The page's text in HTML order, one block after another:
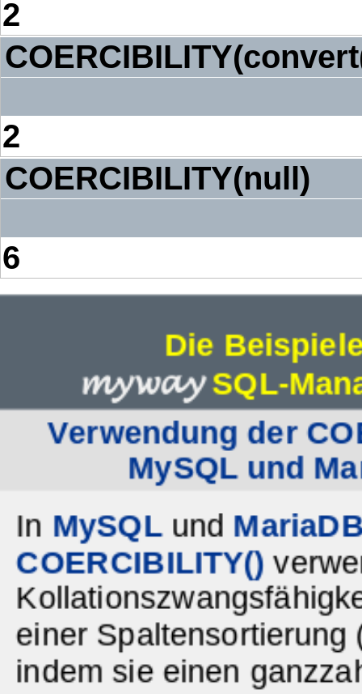
2
2
COERCIBILITY(null)
6
Die
mywaySQL-
Verwendung der
MySQL und
In MySQLund
COERCIBILITY()
einer
indem sie einen